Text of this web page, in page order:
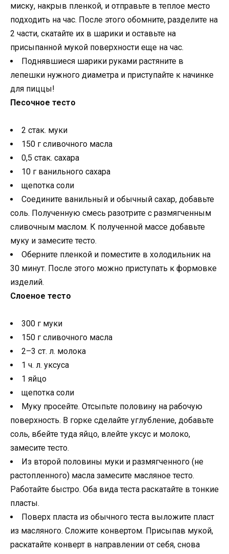
миску, накрыв пленкой, и отправьте в теплое место
подходить на час. После этого обомните, разделите на
2 части, скатайте их в шарики и оставьте на
присыпанной мукой поверхности еще на час.
Поднявшиеся шарики руками растяните в
лепешки нужного диаметра и приступайте к начинке
для пиццы!
Песочное тесто
2 стак. муки
150 г сливочного масла
0,5 стак. сахара
10 г ванильного сахара
щепотка соли
Соедините ванильный и обычный сахар, добавьте
соль. Полученную смесь разотрите с размягченным
сливочным маслом. К полученной массе добавьте
муку и замесите тесто.
Оберните пленкой и поместите в холодильник на
30 минут. После этого можно приступать к формовке
изделий.
Слоеное тесто
300 г муки
150 г сливочного масла
2–3 ст. л. молока
1 ч. л. уксуса
1 яйцо
щепотка соли
Муку просейте. Отсыпьте половину на рабочую
поверхность. В горке сделайте углубление, добавьте
соль, вбейте туда яйцо, влейте уксус и молоко,
замесите тесто.
Из второй половины муки и размягченного (не
растопленного) масла замесите масляное тесто.
Работайте быстро. Оба вида теста раскатайте в тонкие
пласты.
Поверх пласта из обычного теста выложите пласт
из масляного. Сложите конвертом. Присыпав мукой,
раскатайте конверт в направлении от себя, снова